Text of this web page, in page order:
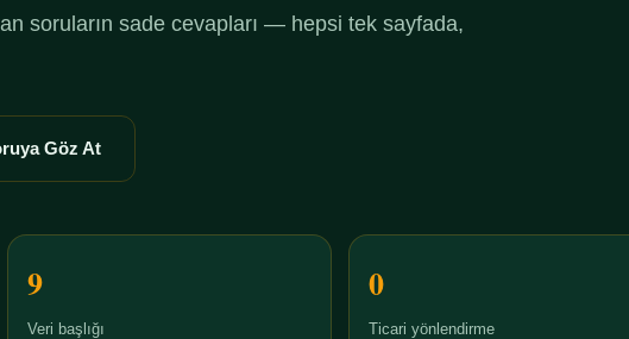
soruların sade cevapları — hepsi tek sayfada,
Göz At
9
Veri başlığı
0
Ticari yönlendirme